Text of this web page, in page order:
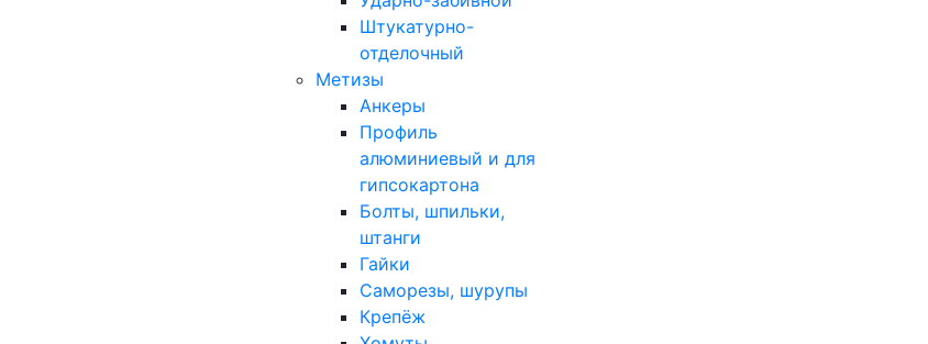
Штукатурно-
отделочный
Метизы
Анкеры
Профиль
алюминиевый и для
гипсокартона
Болты, шпильки,
штанги
Гайки
Саморезы, шурупы
Крепёж